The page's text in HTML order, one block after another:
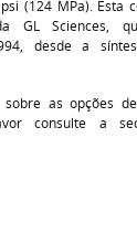
(124 MPa). Esta
GL Sciences,
desde a
as opções
consulte a